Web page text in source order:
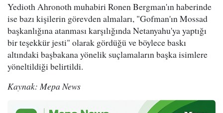
Yedioth Ahronoth muhabiri Ronen Bergman'ın haberinde
ise bazı kişilerin görevden almaları, "Gofman'ın Mossad
başkanlığına atanması karşılığında Netanyahu'ya yaptığı
bir teşekkür jesti" olarak gördüğü ve böylece baskı
altındaki başbakana yönelik suçlamaların başka isimlere
yöneltildiği belirtildi.
Kaynak: Mepa News